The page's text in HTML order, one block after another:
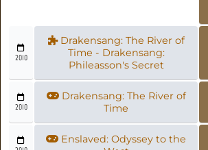
2010
Drakensang: The River of
Time - Drakensang:
Phileasson's Secret
2010
Drakensang: The River of
Time
Enslaved: Odyssey to the